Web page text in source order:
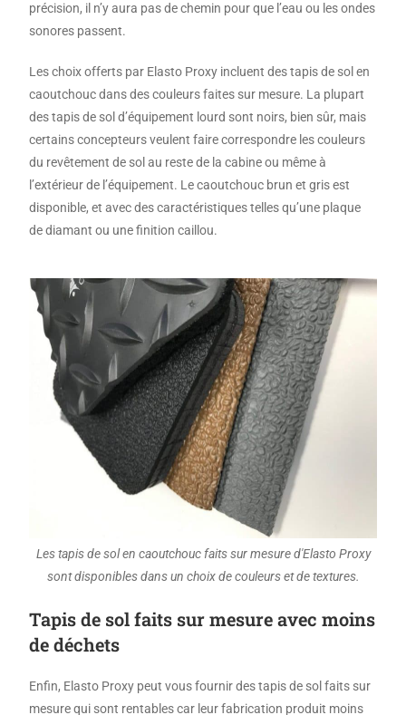
précision, il n’y aura pas de chemin pour que l’eau ou les ondes
sonores passent.
Les choix offerts par Elasto Proxy incluent des tapis de sol en
caoutchouc dans des couleurs faites sur mesure. La plupart
des tapis de sol d’équipement lourd sont noirs, bien sûr, mais
certains concepteurs veulent faire correspondre les couleurs
du revêtement de sol au reste de la cabine ou même à
l’extérieur de l’équipement. Le caoutchouc brun et gris est
disponible, et avec des caractéristiques telles qu’une plaque
de diamant ou une finition caillou.
Les tapis de sol en caoutchouc faits sur mesure d'Elasto Proxy
sont disponibles dans un choix de couleurs et de textures.
Tapis de sol faits sur mesure avec moins
de déchets
Enfin, Elasto Proxy peut vous fournir des tapis de sol faits sur
mesure qui sont rentables car leur fabrication produit moins